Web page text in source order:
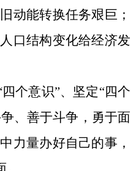
动能转换任务艰巨；
口结构变化给经济发
个意识”、坚定“四个
、善于斗争，勇于面
力量办好自己的事，